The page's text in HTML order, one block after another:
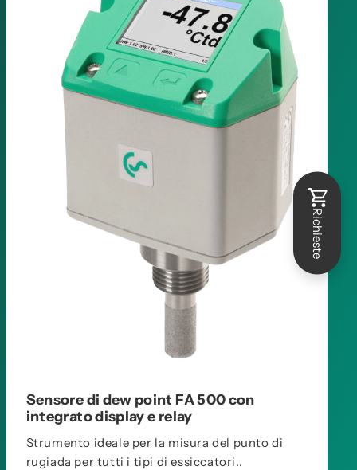
Sensore di dew point FA 500 con
integrato display e relay
Strumento ideale per la misura del punto di
rugiada per tutti i tipi di essiccatori..
Richieste